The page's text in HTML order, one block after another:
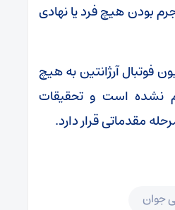
بودن هیچ فرد یا نهادی
فوتبال آرژانتین به هیچ
نشده است و تحقیقات
مقدماتی قرار دارد.
جوان